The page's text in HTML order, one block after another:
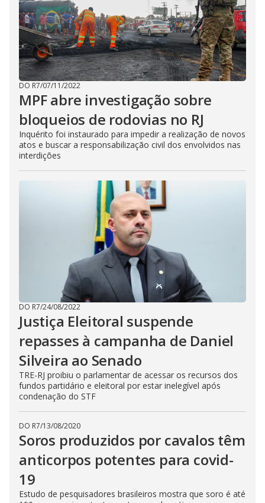
DO R7/07/11/2022
MPF abre investigação sobre
bloqueios de rodovias no RJ
Inquérito foi instaurado para impedir a realização de novos
atos e buscar a responsabilização civil dos envolvidos nas
interdições
DO R7/24/08/2022
Justiça Eleitoral suspende
repasses à campanha de Daniel
Silveira ao Senado
TRE-RJ proibiu o parlamentar de acessar os recursos dos
fundos partidário e eleitoral por estar inelegível após
condenação do STF
DO R7/13/08/2020
Soros produzidos por cavalos têm
anticorpos potentes para covid-
19
Estudo de pesquisadores brasileiros mostra que soro é até